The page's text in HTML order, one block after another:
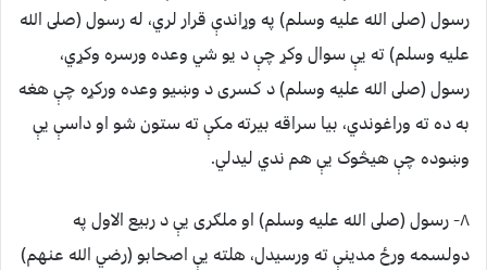
رسول (صلى الله عليه وسلم) په وړاندې قرار لري، له رسول (صلى الله
عليه وسلم) ته يې سوال وکړ چې د يو شي وعده ورسره وکړي،
رسول (صلى الله عليه وسلم) د کسرى د وښيو وعده ورکړه چې هغه
به ده ته وراغوندي، بيا سراقه بيرته مکې ته ستون شو او داسې يې
وښوده چې هيڅوک يې هم ندي ليدلي.
٨- رسول (صلى الله عليه وسلم) او ملګرى يې د ربيع الاول په
دولسمه ورځ مدينې ته ورسيدل، هلته يې اصحابو (رضي الله عنهم)